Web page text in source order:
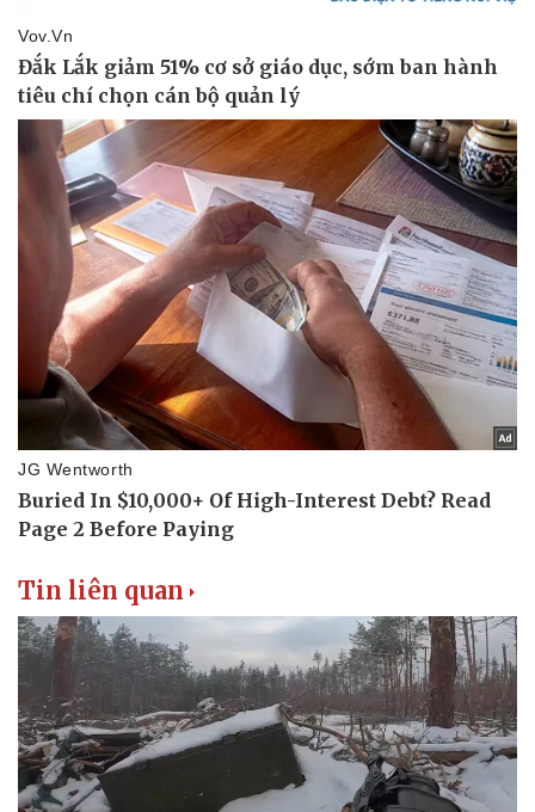
Văn hóa
Sân khấu - Điện ảnh
Âm nhạc
Di sản
Giải trí
Tin liên quan